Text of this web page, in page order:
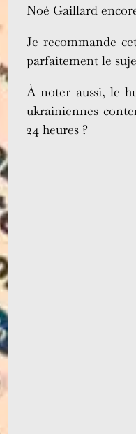
Noé Gaillard
Je recommande
parfaitement le
À noter aussi, le
ukrainiennes
24 heures ?